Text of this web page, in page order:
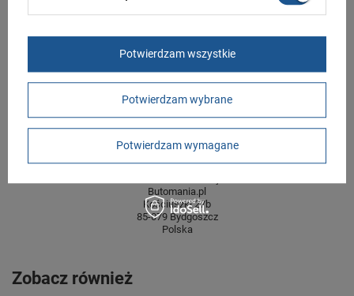
Wysokość towaru w
centymetrach
Więcej
12
GWARANCJA
Czas na reklamację z tytułu rękojmi
rękojmia wyłączona dla przedsiębiorców
Butomania.pl
Kościuszki 27b
85-079 Bydgoszcz
Polska
Zobacz również
Potwierdzam wybrane
Potwierdzam wymagane
Potwierdzam wszystkie